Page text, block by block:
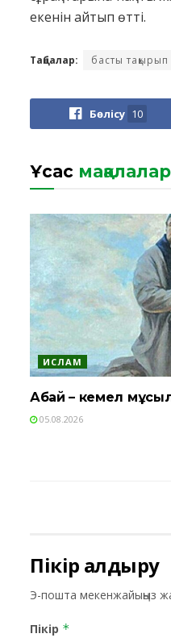
екенін айтып өтті.
Таңбалар: басты тақырып
Бөлісу 10
Ұқсас мақалалар
ИСЛАМ
Абай – кемел
05.08.2026
Пікір қалдыру
Э-пошта мекенжайыңыз
Пікір *